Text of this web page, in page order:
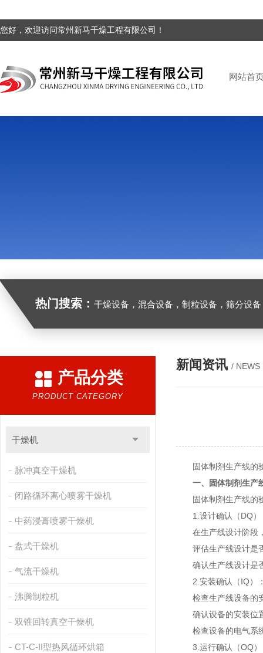
您好，欢迎访问常州新马干燥工程有限公司！
网站首
热门搜索： 干燥设备，混合设备，制粒设备，筛分设
产品分类
PRODUCT CATEGORY
干燥机
脉冲真空干燥机
闭路循环离心喷雾干燥机
中药浸膏喷雾干燥机
盘式干燥机
气流干燥机
沸腾制粒机
双锥回转真空干燥机
CT-C-II型热风循环烘箱
新闻资讯 / NEWS
固体制剂生产线的验
一、
固体制剂生产
固体制剂生产线的验
1.设计确认（DQ）
在生产线设计阶段，
评估生产线设计是否
确认生产线设计是
2.安装确认（IQ）
检查生产线设备的
确认设备的安装位置
检查设备的电气系统
3.运行确认（OQ）